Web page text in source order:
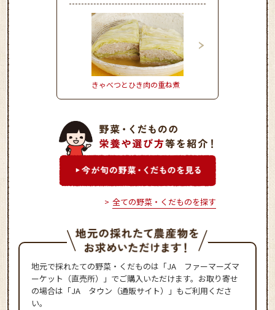
きゃべつとひき肉の重ね煮 きゅうりの冷や汁ごはん
全ての野菜・くだものを探す
地元で採れたての野菜・くだものは「JA ファーマーズマ
ーケット（直売所）」でご購入いただけます。お取り寄せ
の場合は「JA タウン（通販サイト）」もご利用くださ
い。